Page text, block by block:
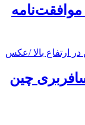
چین